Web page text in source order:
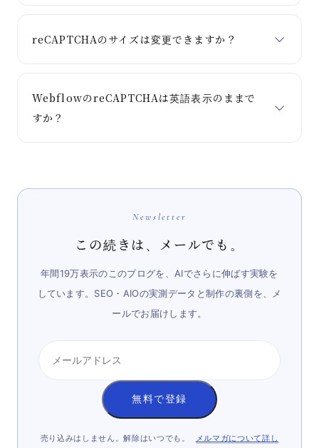
reCAPTCHAのサイズは変更できますか？
WebflowのreCAPTCHAは英語表示のままで
すか？
Newsletter
この続きは、メールでも。
年間19万表示のこのブログを、AIでさらに伸ばす実験を
しています。SEO・AIOの実測データと制作の裏側を、メ
ールでお届けします。
無料で登録
売り込みはしません。解除はいつでも。
メルマガについて詳し